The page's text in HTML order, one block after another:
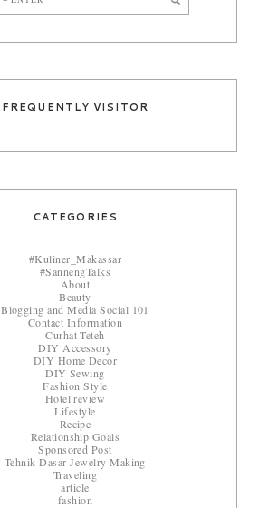
FREQUENTLY VISITOR
CATEGORIES
#Kuliner_Makassar
#SannengTalks
About
Beauty
Blogging and Media Social 101
Contact Information
Curhat Teteh
DIY Accessory
DIY Home Decor
DIY Sewing
Fashion Style
Hotel review
Lifestyle
Recipe
Relationship Goals
Sponsored Post
Tehnik Dasar Jewelry Making
Traveling
article
fashion